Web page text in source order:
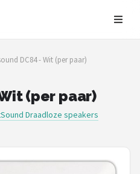
DC84 - Wit (per paar)
(per paar)
Draadloze speakers